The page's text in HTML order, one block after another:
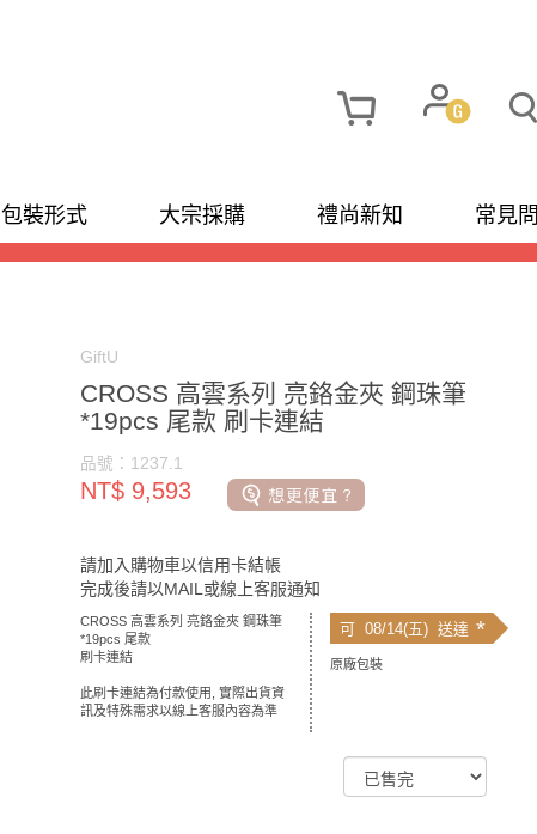
包裝形式 大宗採購 禮尚新知 常見
GiftU
CROSS 高雲系列 亮鉻金夾 鋼珠筆
*19pcs 尾款 刷卡連結
品號：1237.1
NT$ 9,593
請加入購物車以信用卡結帳
完成後請以MAIL或線上客服通知
CROSS 高雲系列 亮鉻金夾 鋼珠筆
*19pcs 尾款
刷卡連結
此刷卡連結為付款使用, 實際出貨資
訊及特殊需求以線上客服內容為準
可 08/14(五) 送達*
原廠包裝